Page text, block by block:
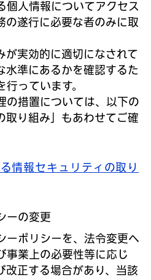
個人情報についてアクセス
の遂行に必要な者のみに取
が実効的に適切になされて
水準にあるかを確認するた
っています。
の措置については、以下の
取り組み」もあわせてご確
情報セキュリティの取り
ーの変更
ーポリシーを、法令変更へ
事業上の必要性等に応じ
改正する場合があり、当該